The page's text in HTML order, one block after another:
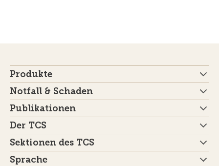
Produkte
Notfall & Schaden
Publikationen
Der TCS
Sektionen des TCS
Sprache